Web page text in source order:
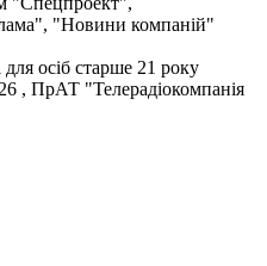
"Новини компаній"
осіб старше 21 року
, ПрАТ "Телерадіокомпанія